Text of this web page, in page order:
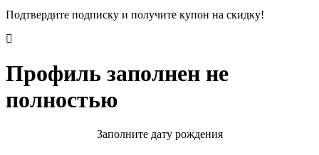
Подтвердите подписку и получите купон на скидку!
Профиль заполнен не
полностью
Заполните дату рождения